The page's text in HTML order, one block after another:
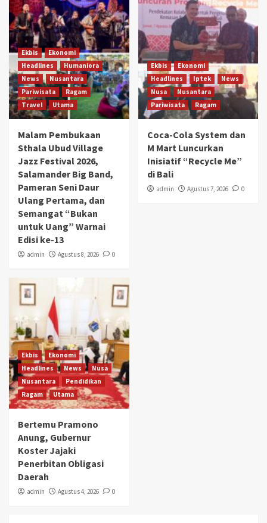
Ekbis
Ekonomi
Headlines
Humaniora
News
Nusantara
Pariwisata
Ragam
Travel
Utama
Malam Pembukaan
Sthala Ubud Village
Jazz Festival 2026,
Salamander Big Band,
Pameran Seni Daur
Ulang Pertama, dan
Semangat “Bukan
untuk Uang” Warnai
Edisi ke-13
admin Agustus 8, 2026 0
Ekbis
Ekonomi
Headlines
Iptek
News
Nusa
Nusantara
Pariwisata
Ragam
Coca-Cola System dan
M Mart Luncurkan
Inisiatif “Recycle Me”
di Bali
admin Agustus 7, 2026 0
Ekbis
Ekonomi
Headlines
News
Nusa
Nusantara
Pendidikan
Ragam
Utama
Bertemu Pramono
Anung, Gubernur
Koster Jajaki
Penerbitan Obligasi
Daerah
admin Agustus 4, 2026 0